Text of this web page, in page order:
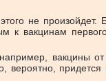
не
к вакцинам
вакцины